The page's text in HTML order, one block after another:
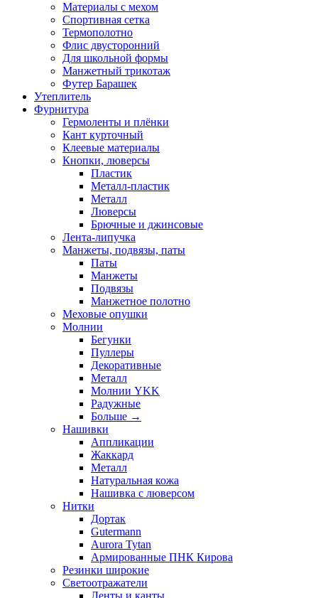
Материалы с мехом
Спортивная сетка
Термополотно
Флис двусторонний
Для школьной формы
Манжетный трикотаж
Футер Барашек
Утеплитель
Фурнитура
Гермоленты и плёнки
Кант курточный
Клеевые материалы
Кнопки, люверсы
Пластик
Металл-пластик
Металл
Люверсы
Брючные и джинсовые
Лента-липучка
Манжеты, подвязы, паты
Паты
Манжеты
Подвязы
Манжетное полотно
Меховые опушки
Молнии
Бегунки
Пуллеры
Декоративные
Металл
Молнии YKK
Радужные
Больше →
Нашивки
Аппликации
Жаккард
Металл
Натуральная кожа
Нашивка с люверсом
Нитки
Дортак
Gutermann
Aurora Tytan
Армированные ПНК Кирова
Резинки широкие
Светоотражатели
Ленты и канты